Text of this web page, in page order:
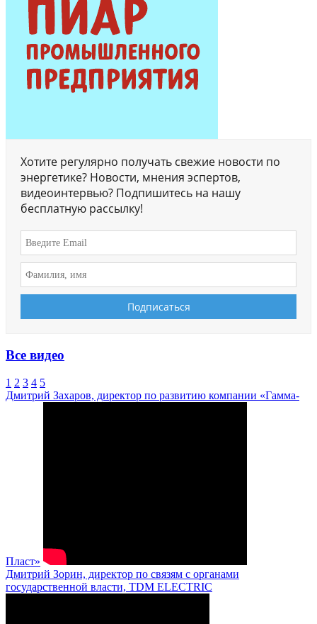
Хотите регулярно получать свежие новости по
энергетике? Новости, мнения эспертов,
видеоинтервью? Подпишитесь на нашу
бесплатную рассылку!
Все видео
1 2 3 4 5
Дмитрий Захаров, директор по развитию компании «Гамма-
Пласт»
Дмитрий Зорин, директор по связям с органами
государственной власти, TDM ELECTRIC